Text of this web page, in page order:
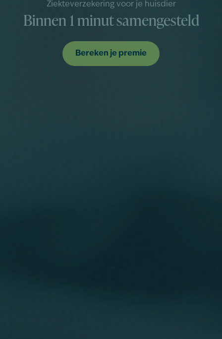
Ziekteverzekering voor je huisdier
Binnen 1 minut samengesteld
Bereken je premie